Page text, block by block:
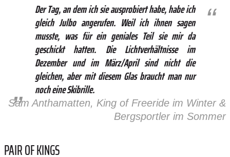
Der Tag, an dem ich sie ausprobiert habe, habe ich
gleich Julbo angerufen. Weil ich ihnen sagen
musste, was für ein geniales Teil sie mir da
geschickt hatten. Die Lichtverhältnisse im
Dezember und im März/April sind nicht die
gleichen, aber mit diesem Glas braucht man nur
noch eine Skibrille.
Sam Anthamatten, King of Freeride im Winter &
Bergsportler im Sommer
PAIR OF KINGS